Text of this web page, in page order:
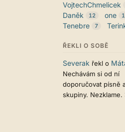
VojtechChmelicek
Daněk 12 one
Tenebre 7
ŘEKLI O SOBĚ
Severak řekl o
Nechávám si od ní
doporučovat písně
skupiny. Nezklame.